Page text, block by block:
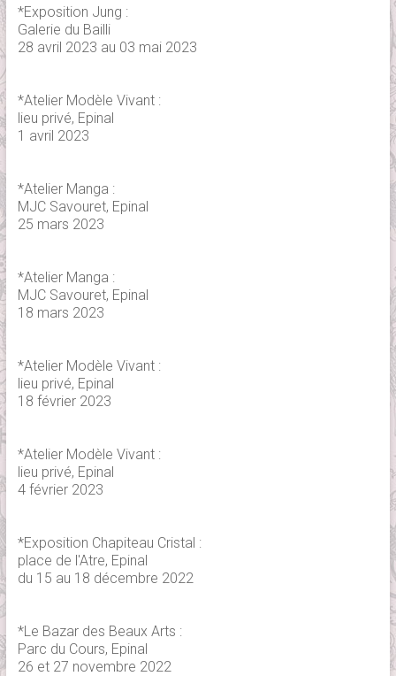
*Exposition Jung :
Galerie du Bailli
28 avril 2023 au 03 mai 2023
*Atelier Modèle Vivant :
lieu privé, Epinal
1 avril 2023
*Atelier Manga :
MJC Savouret, Epinal
25 mars 2023
*Atelier Manga :
MJC Savouret, Epinal
18 mars 2023
*Atelier Modèle Vivant :
lieu privé, Epinal
18 février 2023
*Atelier Modèle Vivant :
lieu privé, Epinal
4 février 2023
*Exposition Chapiteau Cristal :
place de l'Atre, Epinal
du 15 au 18 décembre 2022
*Le Bazar des Beaux Arts :
Parc du Cours, Epinal
26 et 27 novembre 2022